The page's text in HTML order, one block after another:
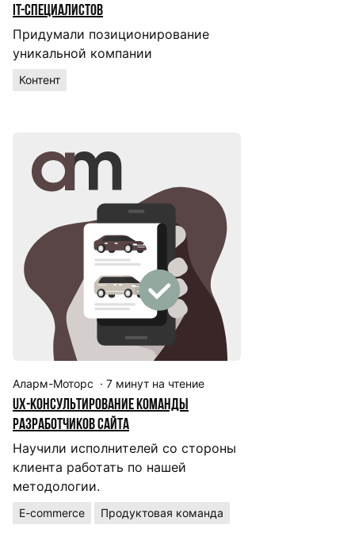
IT-специалистов
Придумали позиционирование
уникальной компании
Контент
Аларм-Моторс · 7 минут на чтение
UX-консультирование команды
разработчиков сайта
Научили исполнителей со стороны
клиента работать по нашей
методологии.
E-commerce Продуктовая команда